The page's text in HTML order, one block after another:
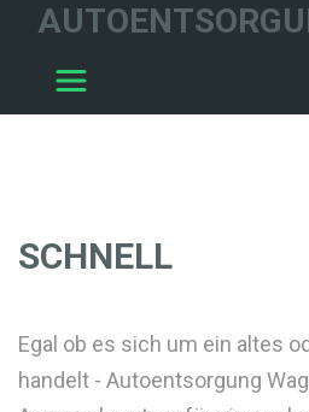
SCHNELL
Egal ob es sich um ein altes
handelt - Autoentsorgung